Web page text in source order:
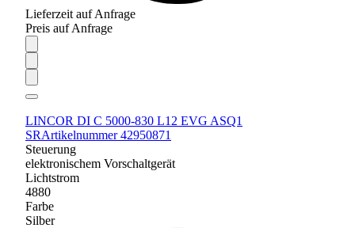
Lieferzeit auf Anfrage
Preis auf Anfrage
LINCOR DI C 5000-830 L12 EVG ASQ1
SRArtikelnummer 42950871
Steuerung
elektronischem Vorschaltgerät
Lichtstrom
4880
Farbe
Silber